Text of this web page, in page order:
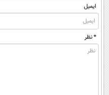
ایمیل
* نظر